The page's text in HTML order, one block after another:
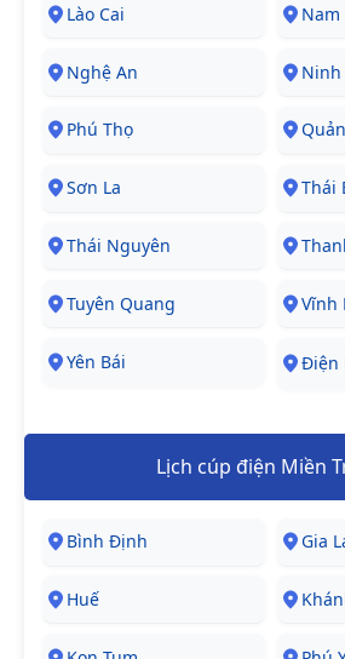
Lào Cai
Nghệ An Ninh
Phú Thọ
Sơn La Thái
Thái Nguyên
Tuyên Quang Vĩnh
Yên Bái Điện
Lịch cúp điện Miền
Bình Định Gia
Huế